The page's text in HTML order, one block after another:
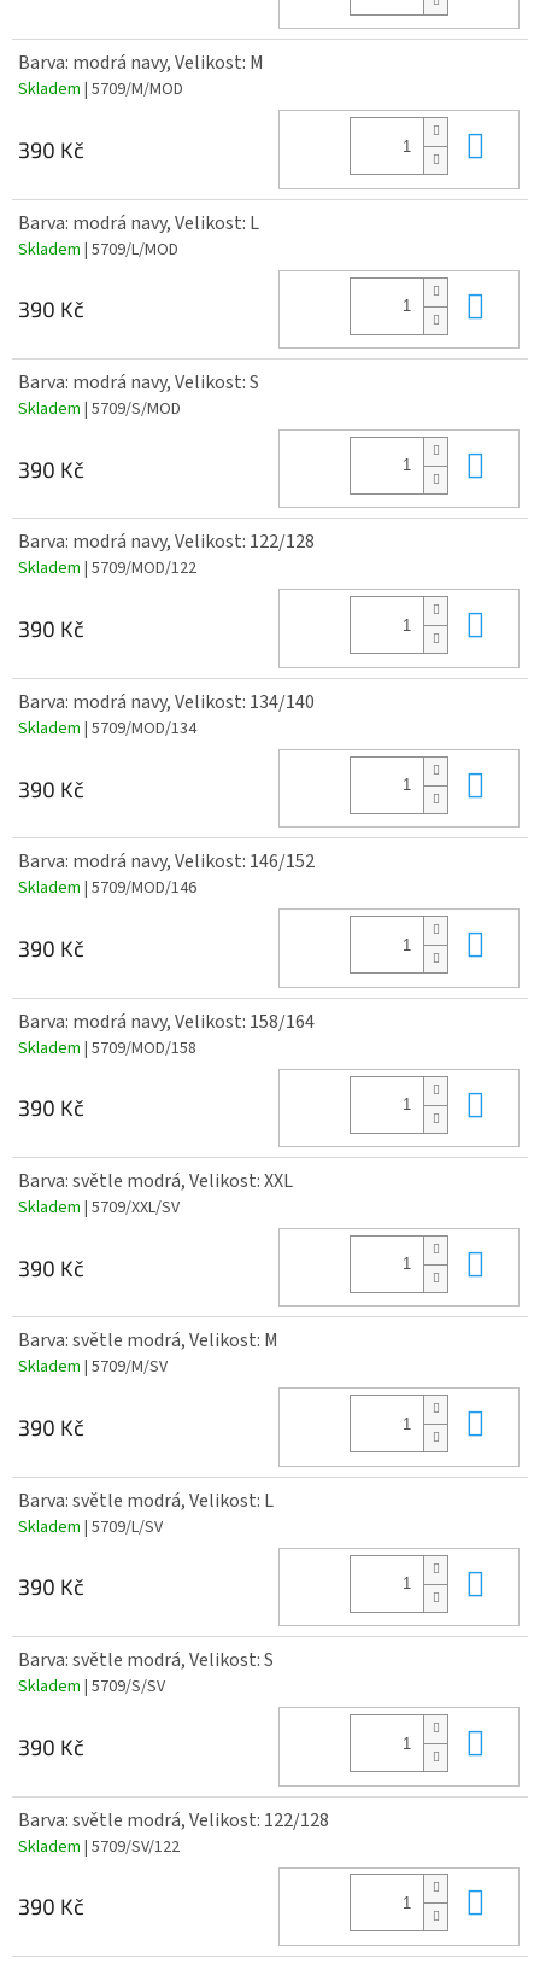
Barva: modrá navy, Velikost: M
Skladem | 5709/M/MOD
390 Kč
Barva: modrá navy, Velikost: L
Skladem | 5709/L/MOD
390 Kč
Barva: modrá navy, Velikost: S
Skladem | 5709/S/MOD
390 Kč
Barva: modrá navy, Velikost: 122/128
Skladem | 5709/MOD/122
390 Kč
Barva: modrá navy, Velikost: 134/140
Skladem | 5709/MOD/134
390 Kč
Barva: modrá navy, Velikost: 146/152
Skladem | 5709/MOD/146
390 Kč
Barva: modrá navy, Velikost: 158/164
Skladem | 5709/MOD/158
390 Kč
Barva: světle modrá, Velikost: XXL
Skladem | 5709/XXL/SV
390 Kč
Barva: světle modrá, Velikost: M
Skladem | 5709/M/SV
390 Kč
Barva: světle modrá, Velikost: L
Skladem | 5709/L/SV
390 Kč
Barva: světle modrá, Velikost: S
Skladem | 5709/S/SV
390 Kč
Barva: světle modrá, Velikost: 122/128
Skladem | 5709/SV/122
390 Kč